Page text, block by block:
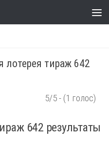
тираж 642
5/5 - (1 голос)
642 результаты